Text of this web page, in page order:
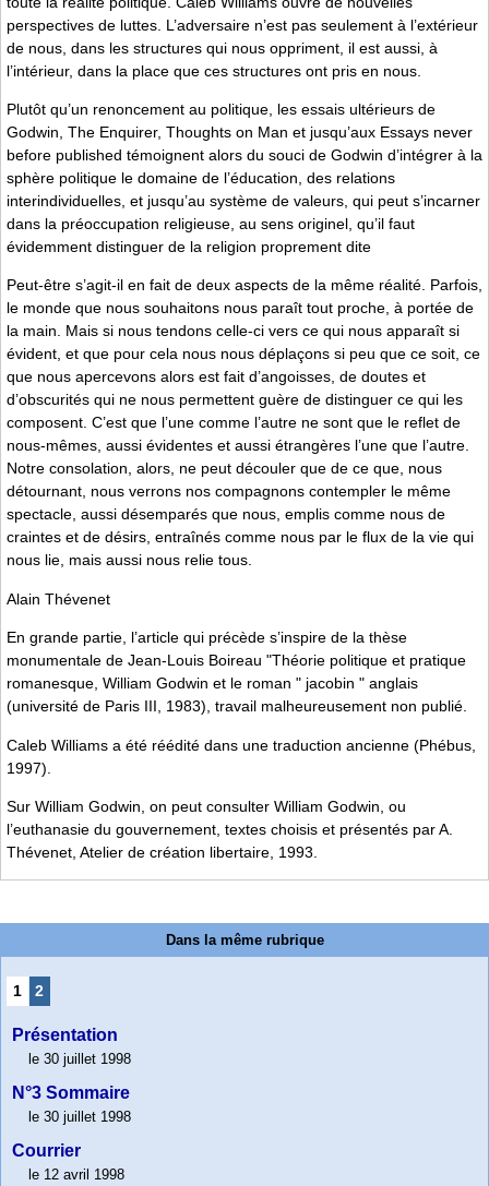
perspectives de luttes. L’adversaire n’est pas seulement à l’extérieur
de nous, dans les structures qui nous oppriment, il est aussi, à
l’intérieur, dans la place que ces structures ont pris en nous.
Plutôt qu’un renoncement au politique, les essais ultérieurs de
Godwin, The Enquirer, Thoughts on Man et jusqu’aux Essays never
before published témoignent alors du souci de Godwin d’intégrer à la
sphère politique le domaine de l’éducation, des relations
interindividuelles, et jusqu’au système de valeurs, qui peut s’incarner
dans la préoccupation religieuse, au sens originel, qu’il faut
évidemment distinguer de la religion proprement dite
Peut-être s’agit-il en fait de deux aspects de la même réalité. Parfois,
le monde que nous souhaitons nous paraît tout proche, à portée de
la main. Mais si nous tendons celle-ci vers ce qui nous apparaît si
évident, et que pour cela nous nous déplaçons si peu que ce soit, ce
que nous apercevons alors est fait d’angoisses, de doutes et
d’obscurités qui ne nous permettent guère de distinguer ce qui les
composent. C’est que l’une comme l’autre ne sont que le reflet de
nous-mêmes, aussi évidentes et aussi étrangères l’une que l’autre.
Notre consolation, alors, ne peut découler que de ce que, nous
détournant, nous verrons nos compagnons contempler le même
spectacle, aussi désemparés que nous, emplis comme nous de
craintes et de désirs, entraînés comme nous par le flux de la vie qui
nous lie, mais aussi nous relie tous.
Alain Thévenet
En grande partie, l’article qui précède s’inspire de la thèse
monumentale de Jean-Louis Boireau "Théorie politique et pratique
romanesque, William Godwin et le roman " jacobin " anglais
(université de Paris III, 1983), travail malheureusement non publié.
Caleb Williams a été réédité dans une traduction ancienne (Phébus,
1997).
Sur William Godwin, on peut consulter William Godwin, ou
l’euthanasie du gouvernement, textes choisis et présentés par A.
Thévenet, Atelier de création libertaire, 1993.
Dans la même rubrique
1 2
Présentation
le 30 juillet 1998
N°3 Sommaire
le 30 juillet 1998
Courrier
le 12 avril 1998